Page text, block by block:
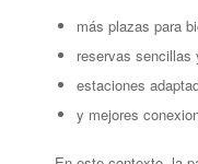
más plazas para
reservas sencillas
estaciones
y mejores